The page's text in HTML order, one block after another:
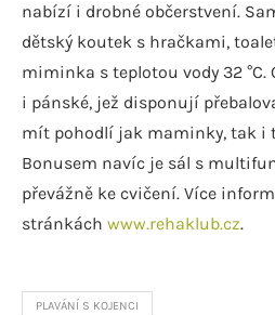
nabízí i drobné občerstvení.
dětský koutek s hračkami,
miminka s teplotou vody 32 °C.
i pánské, jež disponují
mít pohodlí jak maminky, tak i
Bonusem navíc je sál s
převážně ke cvičení. Více
stránkách www.rehaklub.cz.
PLAVÁNÍ S KOJENCI